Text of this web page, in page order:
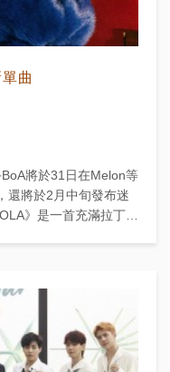
曲
將於31日在Melon等
還將於2月中旬發布迷